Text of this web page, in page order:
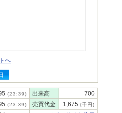
へ
(23:39) 出来高
700
(23:39) 売買代金 1,675 (千円)